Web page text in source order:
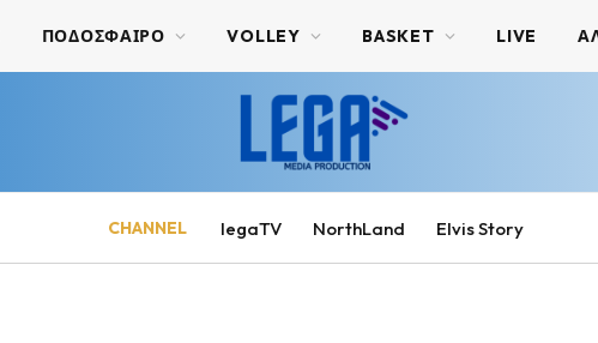
ΠΟΔΟΣΦΑΙΡΟ VOLLEY BASKET LIVE
CHANNEL legaTV NorthLand Elvis Story